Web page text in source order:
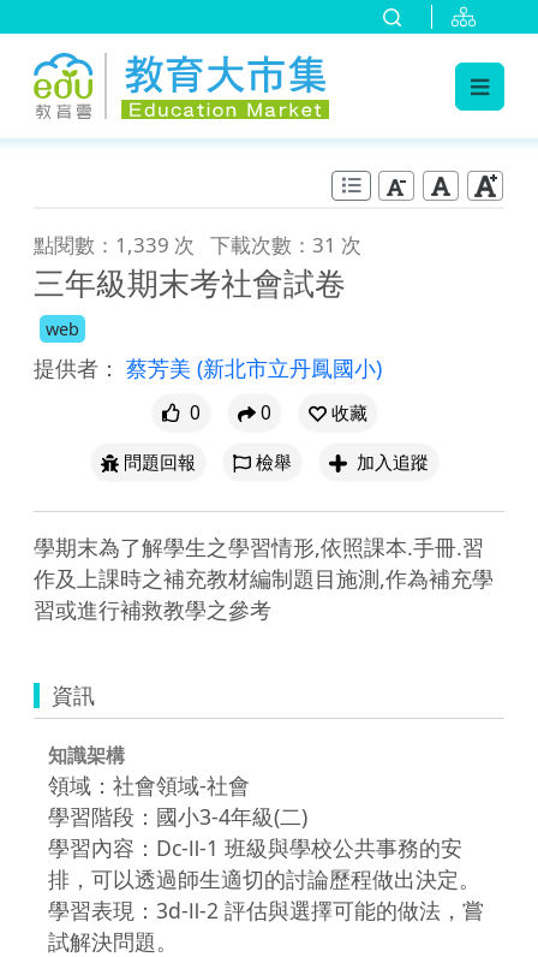
點閱數：1,339 次 下載次數：31 次
三年級期末考社會試卷
web
提供者： 蔡芳美 (新北市立丹鳳國小)
0 0
收藏
問題回報
檢舉 加入追蹤
學期末為了解學生之學習情形,依照課本.手冊.習
作及上課時之補充教材編制題目施測,作為補充學
習或進行補救教學之參考
資訊
知識架構
領域：社會領域-社會
學習階段：國小3-4年級(二)
學習內容：Dc-Ⅱ-1 班級與學校公共事務的安
排，可以透過師生適切的討論歷程做出決定。
學習表現：3d-Ⅱ-2 評估與選擇可能的做法，嘗
試解決問題。